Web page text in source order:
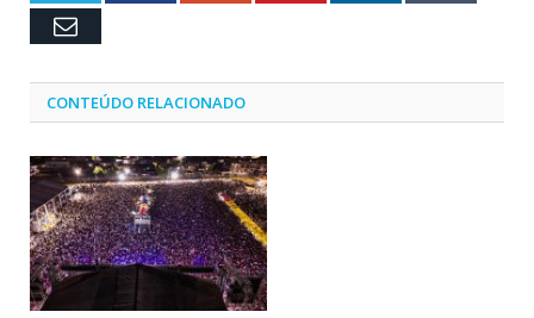
Email
CONTEÚDO RELACIONADO